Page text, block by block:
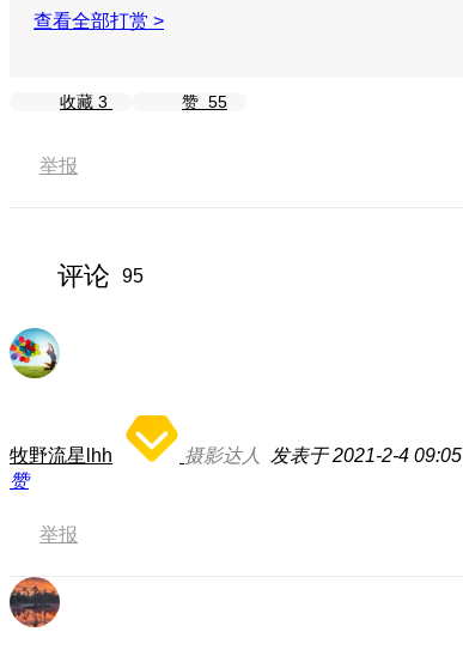
查看全部打赏 >
收藏 3 赞 55
举报
评论 95
牧野流星lhh 摄影达人 发表于 2021-2-4 09:05
赞
举报